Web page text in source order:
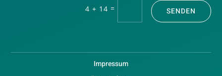
4 + 14 = SENDEN
Impressum